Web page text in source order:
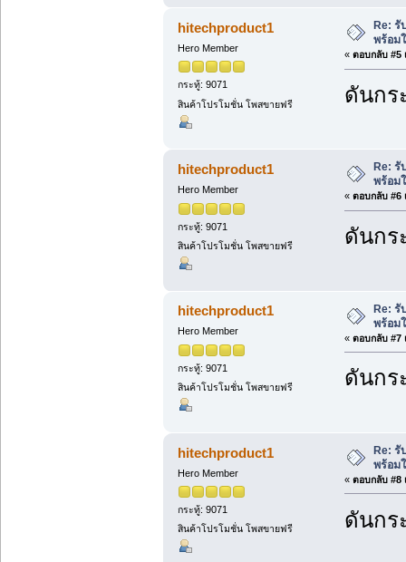
hitechproduct1
Hero Member
กระทู้: 9071
สินค้าโปรโมชั่น โพสขายฟรี
Re: รั
พร้อม
« ตอบกลับ #5
ดันก
hitechproduct1
Hero Member
กระทู้: 9071
สินค้าโปรโมชั่น โพสขายฟรี
Re: รั
พร้อม
« ตอบกลับ #6
ดันก
hitechproduct1
Hero Member
กระทู้: 9071
สินค้าโปรโมชั่น โพสขายฟรี
Re: รั
พร้อม
« ตอบกลับ #7
ดันก
hitechproduct1
Hero Member
กระทู้: 9071
สินค้าโปรโมชั่น โพสขายฟรี
Re: รั
พร้อม
« ตอบกลับ #8
ดันก